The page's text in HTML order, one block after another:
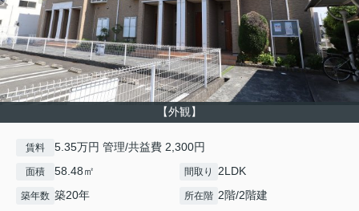
【外観】
賃料 5.35万円 管理/共益費 2,300円
面積 58.48㎡ 間取り 2LDK
築年数 築20年 所在階 2階/2階建